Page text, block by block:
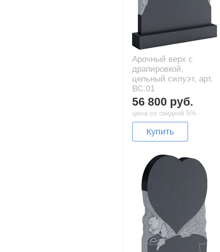
Арочный верх с
драпировкой,
цельный силуэт, арт.
BC.01
56 800 руб.
цена со скидкой 5%
Купить